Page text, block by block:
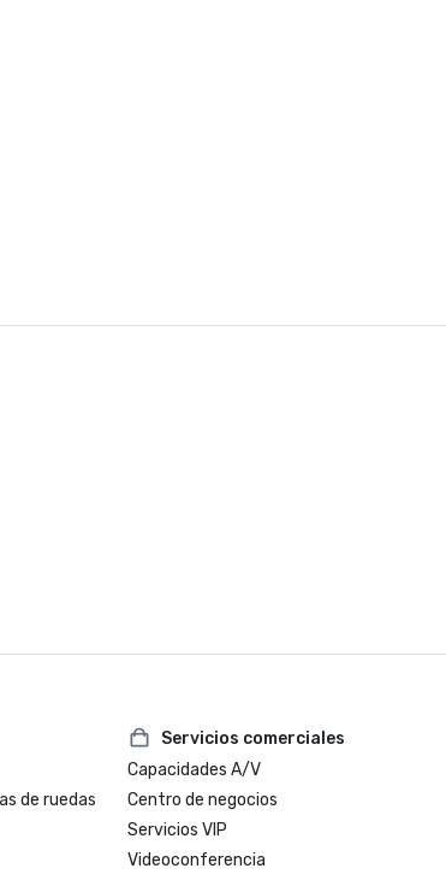
de ruedas
Servicios comerciales
Capacidades A/V
Centro de negocios
Servicios VIP
Videoconferencia